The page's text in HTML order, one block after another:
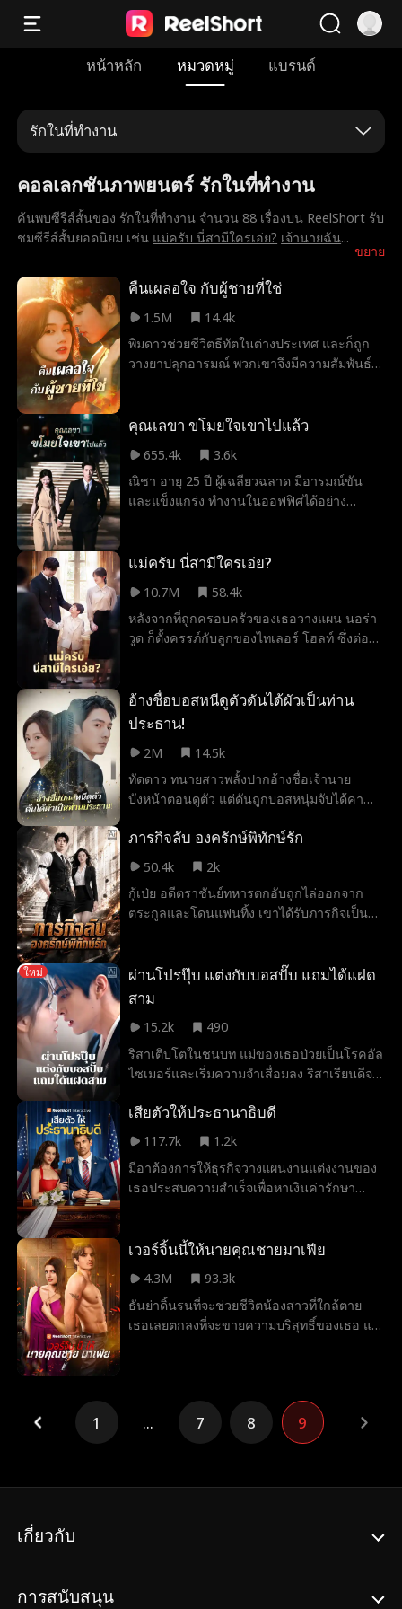
หน้าหลัก หมวดหมู่ แบรนด์
รักในที่ทำงาน
คอลเลกชันภาพยนตร์ รักในที่ทำงาน
ขยาย
ค้นพบซีรีส์สั้นของ รักในที่ทำงาน จำนวน 88 เรื่องบน ReelShort รับ
ชมซีรีส์สั้นยอดนิยม เช่น แม่ครับ นี่สามีใครเอ่ย? เจ้านายฉัน...
คืนเผลอใจ กับผู้ชายที่ใช่
1.5M
14.4k
พิมดาวช่วยชีวิตธีทัตในต่างประเทศ และก็ถูก
วางยาปลุกอารมณ์ พวกเขาจึงมีความสัมพันธ์
นั้นของเขากลับเป็นพิมดาว พิมดาวอยากทวง
สองไม่รู้ตัวตนที่แท้จริงของกันและกัน จึงคลาด
กันไปมาหลายครั้ง สุดท้ายความจริงเปิดเผย
คลายความเข้าใจผิดกัน และได้ลงเอยกันอย่าง
คุณเลขา ขโมยใจเขาไปแล้ว
655.4k
3.6k
ณิชา อายุ 25 ปี ผู้เฉลียวฉลาด มีอารมณ์ขัน
และแข็งแกร่ง ทำงานในออฟฟิศได้อย่าง
แรงกดดันจากครอบครัว ความในใจของ
ค่อย ๆ เผยออกมา ท่ามกลางวังวนของหน้าที่
การงานและความรัก เลขาณิชาเลือกเส้นทาง
ความสุขของตัวเองอย่างกล้าหาญ
แม่ครับ นี่สามีใครเอ่ย?
10.7M
58.4k
หลังจากที่ถูกครอบครัวของเธอวางแผน นอร่า
วูด ก็ตั้งครรภ์กับลูกของไทเลอร์ โฮลท์ ซึ่งต่อมา
ขาว เพื่อหาเงินมาจ่ายค่ารักษาพยาบาล นอร่า
ตัดสินใจขายจี้หยกของครอบครัวที่ไทเลอร์เคย
ทั่วเมือง ขณะเดียวกัน นอร่าก็เข้าทำงานที่
Holt Group ในตำแหน่งเลขาของไทเลอร์ เมื่อ
พวกเขาทำงานใกล้ชิดกัน ความรู้สึกที่มีต่อกันก็
บานตามกาลเวลา
อ้างชื่อบอสหนีดูตัวดันได้ผัวเป็นท่าน
ประธาน!
2M
14.5k
ทัดดาว ทนายสาวพลั้งปากอ้างชื่อเจ้านาย
บังหน้าตอนดูตัว แต่ดันถูกบอสหนุ่มจับได้คา
คฤหาสน์หรู จากคู่สัญญาที่ขีดเส้นกั้น กลับ
กลายเป็นเกมรุกฆาตหัวใจ ท่ามกลางการหยั่ง
เป็นคนคลั่งรักที่พร้อมปกป้องเธอเพียงผู้เดียว
ภารกิจลับ องครักษ์พิทักษ์รัก
50.4k
2k
กู้เป่ย อดีตราชันย์ทหารตกอับถูกไล่ออกจาก
ตระกูลและโดนแฟนทิ้ง เขาได้รับภารกิจเป็น
ต้องซ่อนตัวตน ปกป้องเธอจากคนทรยศ และ
สยบศัตรูเพื่อคว้าหัวใจเธอมาครอง
ใหม่
ผ่านโปรปุ๊บ แต่งกับบอสปั๊บ แถมได้แฝด
สาม
15.2k
490
ริสาเติบโตในชนบท แม่ของเธอป่วยเป็นโรคอัล
ไซเมอร์และเริ่มความจำเสื่อมลง ริสาเรียนดีจน
หวังให้แม่มีชีวิตที่ดีขึ้น ทว่าโลกความจริงกลับ
โหดร้าย เธอถูกบีบคั้นในที่ทำงานเพราะไม่มี
เส้นสายทำให้ผ่านโปรยาก ในตอนที่ชีวิตกำลัง
ย่ำแย่และแม่กำลังจะลืมเธอ ริสาดันไปมีอะไร
กับภาคิน พิชญ์เดชาที่ถูกวางยาและได้รับแจ้ง
ยิ่งหนีก็ยิ่งพัวพัน จนเมื่อรู้ว่าริสาท้องได้สอง
เดือน ภาคิน พิชญ์เดชาก็พาเธอกลับบ้านและ
เสียตัวให้ประธานาธิบดี
117.7k
1.2k
มีอาต้องการให้ธุรกิจวางแผนงานแต่งงานของ
เธอประสบความสำเร็จเพื่อหาเงินค่ารักษา
อย่างเอลี่ ธอร์น เธอจะต้องจัดการกับช่อดอกไม้
เธอพังทลาย
เวอร์จิ้นนี้ให้นายคุณชายมาเฟีย
4.3M
93.3k
ธันย่าดิ้นรนที่จะช่วยชีวิตน้องสาวที่ใกล้ตาย
เธอเลยตกลงที่จะขายความบริสุทธิ์ของเธอ แต่
เขาจะต้องแลกด้วยอะไรบางอย่าง
1 ... 7 8 9
เกี่ยวกับ
การสนับสนุน